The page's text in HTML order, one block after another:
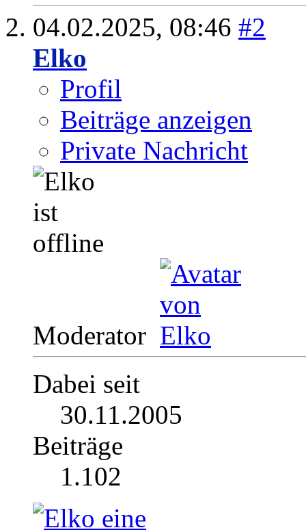
04.02.2025, 08:46 #2
Elko
Profil
Beiträge anzeigen
Private Nachricht
Moderator
Dabei seit
30.11.2005
Beiträge
1.102